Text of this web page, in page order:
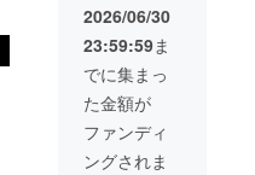
時点で
は2026
年8月1
日〜
2027年
6月30日
を予定
してお
スで
す。 な
お、ガ
ラス面
の掲載
は可能
な限り
長く続
コース
です。
なお、
ガラス
面の掲
載は可
能な限
り長く
続けた
す。 ※
ご希望
の方
は、備
考欄に
掲載予
定のお
名前を
※掲載期
間は1年
間とな
りま
す。 ※
ロゴ
データ
のご提
出方法
くの地
域住民
の皆さ
まにご
覧いた
だいて
いま
す。 掲
載サイ
ナルロ
ゴ入り
トート
バッグ
をお届
けしま
す。 こ
のトー
トバッ
2026/06/30
23:59:59ま
でに集まっ
た金額が
ファンディ
ングされま